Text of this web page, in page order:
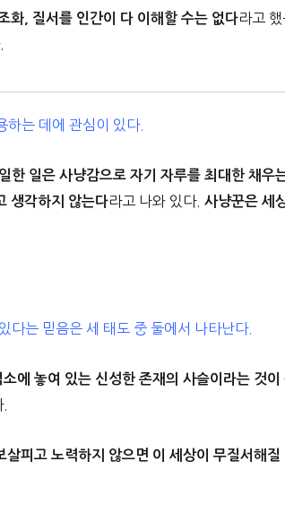
화, 질서를 인간이 다 이해할 수는 없다라고
는 데에 관심이 있다.
한 일은 사냥감으로 자기 자루를 최대한 채우
생각하지 않는다라고 나와 있다.사냥꾼은 세
는 믿음은 세 태도 중 둘에서 나타난다.
에 놓여 있는 신성한 존재의 사슬이라는 것
살피고 노력하지 않으면 이 세상이 무질서해질